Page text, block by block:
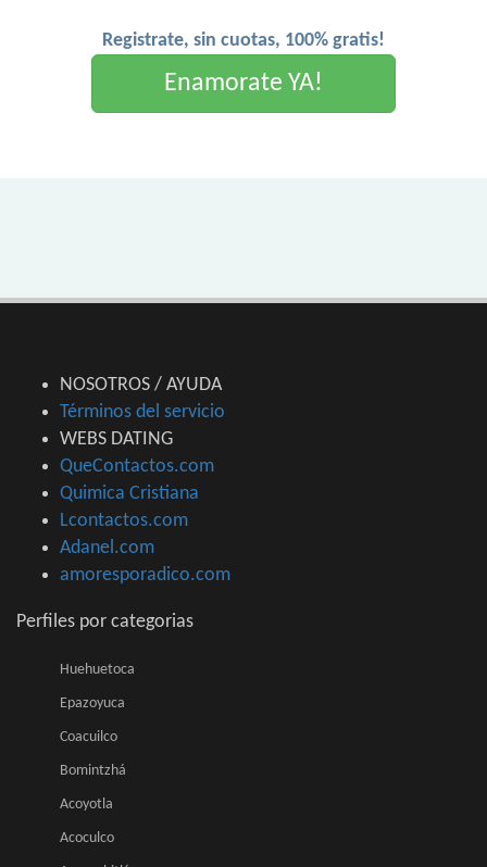
Registrate, sin cuotas, 100% gratis!
Enamorate YA!
NOSOTROS / AYUDA
Términos del servicio
WEBS DATING
QueContactos.com
Quimica Cristiana
Lcontactos.com
Adanel.com
amoresporadico.com
Perfiles por categorias
Huehuetoca
Epazoyuca
Coacuilco
Bomintzhá
Acoyotla
Acoculco